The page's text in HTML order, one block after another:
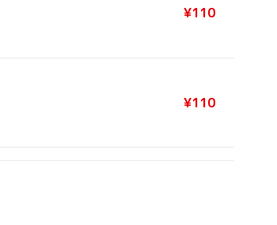
¥110
¥110